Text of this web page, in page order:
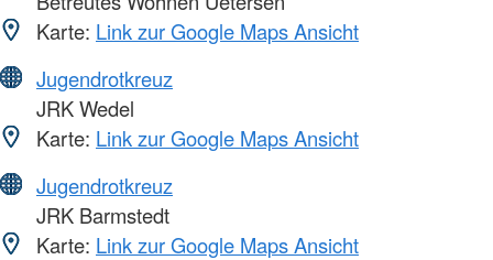
Karte: Link zur Google Maps Ansicht
Jugendrotkreuz
JRK Wedel
Karte: Link zur Google Maps Ansicht
Jugendrotkreuz
JRK Barmstedt
Karte: Link zur Google Maps Ansicht